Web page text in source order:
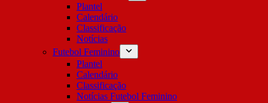
Plantel
Calendário
Classificação
Notícias
Futebol Feminino
Plantel
Calendário
Classificação
Notícias Futebol Feminino